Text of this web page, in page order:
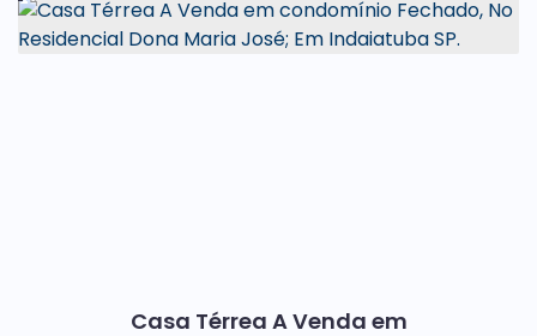
Casa Térrea A Venda em